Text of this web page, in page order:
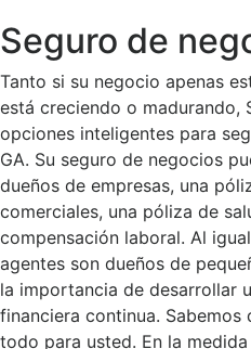
Seguro de
Tanto si su negocio apenas
está creciendo o madurando,
opciones inteligentes para
GA. Su seguro de negocios
dueños de empresas, una
comerciales, una póliza de
compensación laboral. Al
agentes son dueños de
la importancia de desarrollar
financiera continua.
todo para usted. En la